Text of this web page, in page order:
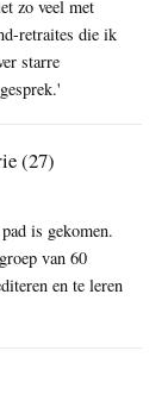
zo veel met
retraites die ik
starre
(27)
is gekomen.
van 60
en te leren